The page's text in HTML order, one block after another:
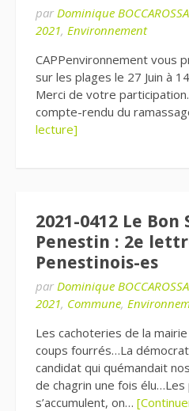
par Dominique BOCCAROSSA
2021, Environnement
CAPPenvironnement vous
sur les plages le 27 Juin à
Merci de votre
compte-rendu du
lecture]
2021-0412 Le Bon
Penestin : 2e
Penestinois-es
par Dominique BOCCAROSSA
2021, Commune,
Les cachoteries de la
coups fourrés…La
candidat qui quémandait
de chagrin une fois
s’accumulent, on…